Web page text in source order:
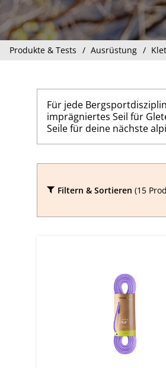
Produkte & Tests Ausrüstung
Für jede
imprägniertes Seil für
Seile für deine nächste
Filtern & Sortieren (15